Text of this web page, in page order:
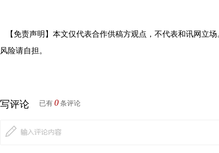
【免责声明】本文仅代表合作供稿方观点，不代表和讯网立
风险请自担。
写评论 已有 0 条评论